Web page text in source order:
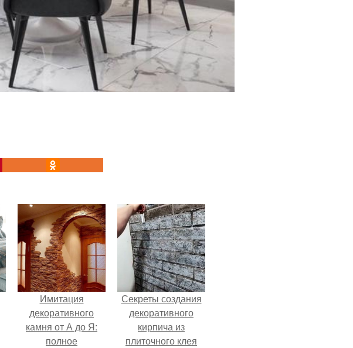
Имитация
декоративного
камня от А до Я:
полное
Секреты создания
декоративного
кирпича из
плиточного клея